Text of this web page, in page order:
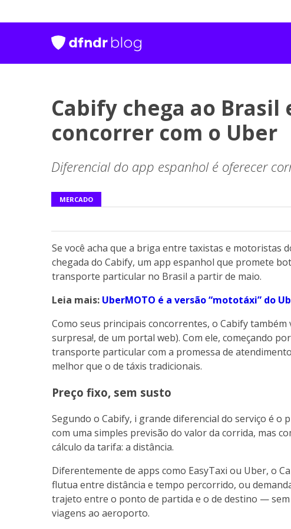
Cabify chega ao Brasil
concorrer com o Uber
Diferencial do app espanhol é oferecer
MERCADO
Se você acha que a briga entre taxistas e motoristas
chegada do Cabify, um app espanhol que promete
transporte particular no Brasil a partir de maio.
Leia mais: UberMOTO é a versão “mototáxi” do
Como seus principais concorrentes, o Cabify
surpresa!, de um portal web). Com ele, começando
transporte particular com a promessa de
melhor que o de táxis tradicionais.
Preço fixo, sem susto
Segundo o Cabify, i grande diferencial do serviço é o
com uma simples previsão do valor da corrida, mas
cálculo da tarifa: a distância.
Diferentemente de apps como EasyTaxi ou Uber, o
flutua entre distância e tempo percorrido, ou
trajeto entre o ponto de partida e o de destino —
viagens ao aeroporto.